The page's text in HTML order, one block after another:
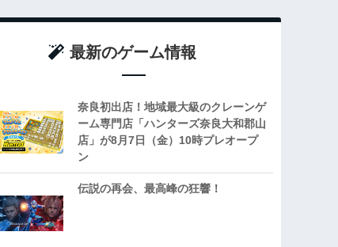
最新のゲーム情報
奈良初出店！地域最大級のクレーンゲ
ーム専門店「ハンターズ奈良大和郡山
店」が8月7日（金）10時プレオープ
ン
伝説の再会、最高峰の狂響！